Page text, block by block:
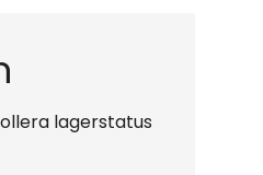
lagerstatus